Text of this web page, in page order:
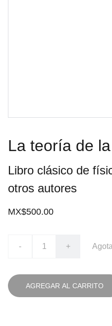
La teoría de
Libro clásico de
otros autores
MX$500.00
- +
AGREGAR AL CARRITO